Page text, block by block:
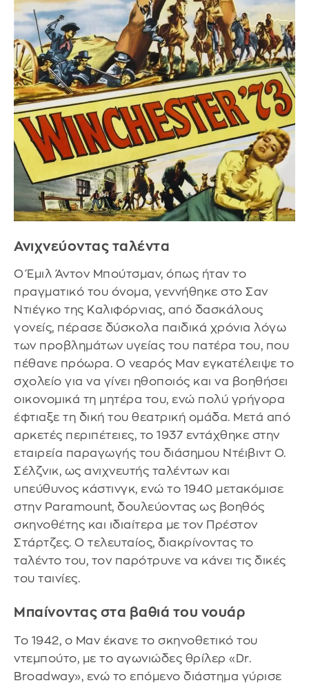
Ανιχνεύοντας ταλέντα
Ο Έμιλ Άντον Μπούτσμαν, όπως ήταν το
πραγματικό του όνομα, γεννήθηκε στο Σαν
Ντιέγκο της Καλιφόρνιας, από δασκάλους
γονείς, πέρασε δύσκολα παιδικά χρόνια λόγω
των προβλημάτων υγείας του πατέρα του, που
πέθανε πρόωρα. Ο νεαρός Μαν εγκατέλειψε το
σχολείο για να γίνει ηθοποιός και να βοηθήσει
οικονομικά τη μητέρα του, ενώ πολύ γρήγορα
έφτιαξε τη δική του θεατρική ομάδα. Μετά από
αρκετές περιπέτειες, το 1937 εντάχθηκε στην
εταιρεία παραγωγής του διάσημου Ντέιβιντ Ο.
Σέλζνικ, ως ανιχνευτής ταλέντων και
υπεύθυνος κάστινγκ, ενώ το 1940 μετακόμισε
στην Paramount, δουλεύοντας ως βοηθός
σκηνοθέτης και ιδιαίτερα με τον Πρέστον
Στάρτζες. Ο τελευταίος, διακρίνοντας το
ταλέντο του, τον παρότρυνε να κάνει τις δικές
του ταινίες.
Μπαίνοντας στα βαθιά του νουάρ
Το 1942, ο Μαν έκανε το σκηνοθετικό του
ντεμπούτο, με το αγωνιώδες θρίλερ «Dr.
Broadway», ενώ το επόμενο διάστημα γύρισε